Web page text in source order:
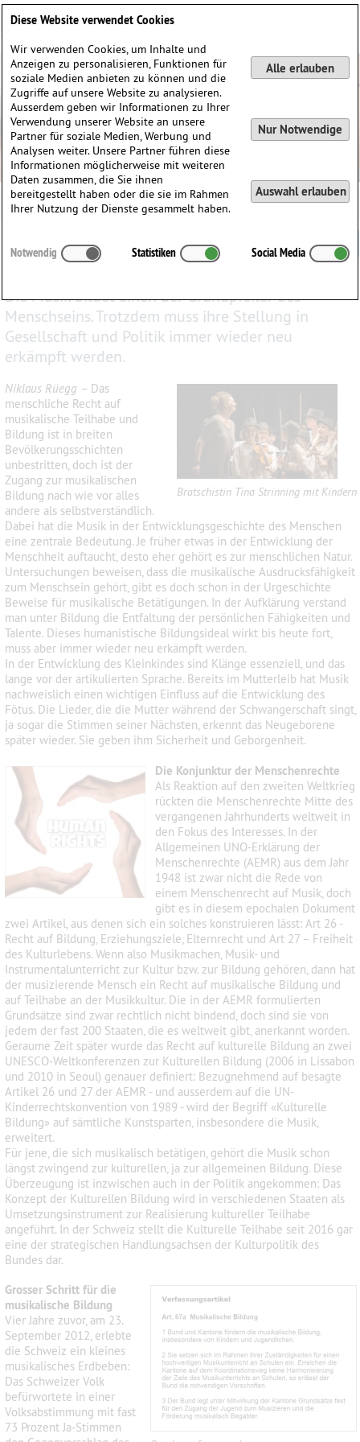
Gibt es ein Menschenrecht auf Musik?
Die Musik bildet einen der Grundpfeiler des
Menschseins. Trotzdem muss ihre Stellung in
Gesellschaft und Politik immer wieder neu
erkämpft werden.
Bratschistin Tina Strinning mit Kindern
Niklaus Rüegg – Das
menschliche Recht auf
musikalische Teilhabe und
Bildung ist in breiten
Bevölkerungsschichten
unbestritten, doch ist der
Zugang zur musikalischen
Bildung nach wie vor alles
andere als selbstverständlich.
Dabei hat die Musik in der Entwicklungsgeschichte des Menschen
eine zentrale Bedeutung. Je früher etwas in der Entwicklung der
Menschheit auftaucht, desto eher gehört es zur menschlichen Natur.
Untersuchungen beweisen, dass die musikalische Ausdrucksfähigkeit
zum Menschsein gehört, gibt es doch schon in der Urgeschichte
Beweise für musikalische Betätigungen. In der Aufklärung verstand
man unter Bildung die Entfaltung der persönlichen Fähigkeiten und
Talente. Dieses humanistische Bildungsideal wirkt bis heute fort,
muss aber immer wieder neu erkämpft werden.
In der Entwicklung des Kleinkindes sind Klänge essenziell, und das
lange vor der artikulierten Sprache. Bereits im Mutterleib hat Musik
nachweislich einen wichtigen Einfluss auf die Entwicklung des
Fötus. Die Lieder, die die Mutter während der Schwangerschaft singt,
ja sogar die Stimmen seiner Nächsten, erkennt das Neugeborene
später wieder. Sie geben ihm Sicherheit und Geborgenheit.
Die Konjunktur der Menschenrechte
Als Reaktion auf den zweiten Weltkrieg
rückten die Menschenrechte Mitte des
vergangenen Jahrhunderts weltweit in
den Fokus des Interesses. In der
Allgemeinen UNO-Erklärung der
Menschenrechte (AEMR) aus dem Jahr
1948 ist zwar nicht die Rede von
einem Menschenrecht auf Musik, doch
gibt es in diesem epochalen Dokument
zwei Artikel, aus denen sich ein solches konstruieren lässt: Art 26 -
Recht auf Bildung, Erziehungsziele, Elternrecht und Art 27 – Freiheit
des Kulturlebens. Wenn also Musikmachen, Musik- und
Instrumentalunterricht zur Kultur bzw. zur Bildung gehören, dann hat
der musizierende Mensch ein Recht auf musikalische Bildung und
auf Teilhabe an der Musikkultur. Die in der AEMR formulierten
Grundsätze sind zwar rechtlich nicht bindend, doch sind sie von
jedem der fast 200 Staaten, die es weltweit gibt, anerkannt worden.
Geraume Zeit später wurde das Recht auf kulturelle Bildung an zwei
UNESCO-Weltkonferenzen zur Kulturellen Bildung (2006 in Lissabon
und 2010 in Seoul) genauer definiert: Bezugnehmend auf besagte
Artikel 26 und 27 der AEMR - und ausserdem auf die UN-
Kinderrechtskonvention von 1989 - wird der Begriff «Kulturelle
Bildung» auf sämtliche Kunstsparten, insbesondere die Musik,
erweitert.
Für jene, die sich musikalisch betätigen, gehört die Musik schon
längst zwingend zur kulturellen, ja zur allgemeinen Bildung. Diese
Überzeugung ist inzwischen auch in der Politik angekommen: Das
Konzept der Kulturellen Bildung wird in verschiedenen Staaten als
Umsetzungsinstrument zur Realisierung kultureller Teilhabe
angeführt. In der Schweiz stellt die Kulturelle Teilhabe seit 2016 gar
eine der strategischen Handlungsachsen der Kulturpolitik des
Bundes dar.
Grosser Schritt für die
musikalische Bildung
Vier Jahre zuvor, am 23.
September 2012, erlebte
die Schweiz ein kleines
musikalisches Erdbeben:
Das Schweizer Volk
befürwortete in einer
Volksabstimmung mit fast
73 Prozent Ja-Stimmen
Diese Website verwendet Cookies
Wir verwenden Cookies, um Inhalte und
Anzeigen zu personalisieren, Funktionen für
soziale Medien anbieten zu können und die
Zugriffe auf unsere Website zu analysieren.
Ausserdem geben wir Informationen zu Ihrer
Verwendung unserer Website an unsere
Partner für soziale Medien, Werbung und
Analysen weiter. Unsere Partner führen diese
Informationen möglicherweise mit weiteren
Daten zusammen, die Sie ihnen
bereitgestellt haben oder die sie im Rahmen
Ihrer Nutzung der Dienste gesammelt haben.
Alle erlauben
Nur Notwendige
Auswahl erlauben
Notwendig Statistiken Social Media